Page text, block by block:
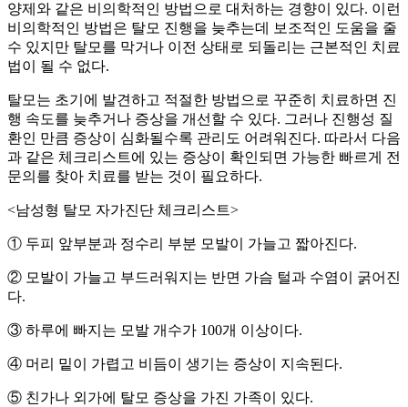
양제와 같은 비의학적인 방법으로 대처하는 경향이 있다. 이런
비의학적인 방법은 탈모 진행을 늦추는데 보조적인 도움을 줄
수 있지만 탈모를 막거나 이전 상태로 되돌리는 근본적인 치료
법이 될 수 없다.
탈모는 초기에 발견하고 적절한 방법으로 꾸준히 치료하면 진
행 속도를 늦추거나 증상을 개선할 수 있다. 그러나 진행성 질
환인 만큼 증상이 심화될수록 관리도 어려워진다. 따라서 다음
과 같은 체크리스트에 있는 증상이 확인되면 가능한 빠르게 전
문의를 찾아 치료를 받는 것이 필요하다.
<남성형 탈모 자가진단 체크리스트>
① 두피 앞부분과 정수리 부분 모발이 가늘고 짧아진다.
② 모발이 가늘고 부드러워지는 반면 가슴 털과 수염이 굵어진
다.
③ 하루에 빠지는 모발 개수가 100개 이상이다.
④ 머리 밑이 가렵고 비듬이 생기는 증상이 지속된다.
⑤ 친가나 외가에 탈모 증상을 가진 가족이 있다.